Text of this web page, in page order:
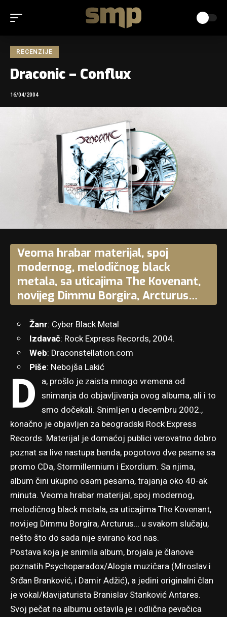
RECENZIJE
Draconic – Conflux
16/04/2004
Veoma hrabar materijal, spoj
modernog, melodičnog black
metala, sa uticajima The Kovenant,
novijeg Dimmu Borgira, Arcturus…
Žanr: Cyber Black Metal
Izdavač: Rock Express Records, 2004.
Web: Draconstellation.com
Piše: Nebojša Lakić
D a, prošlo je zaista mnogo vremena od
snimanja do objavljivanja ovog albuma, ali i to
smo dočekali. Snimljen u decembru 2002.,
konačno je objavljen za beogradski Rock Express
Records. Materijal je domaćoj publici verovatno dobro
poznat sa live nastupa benda, pogotovo dve pesme sa
promo CDa, Stormillennium i Exordium. Sa njima,
album čini ukupno osam pesama, trajanja oko 40-ak
minuta. Veoma hrabar materijal, spoj modernog,
melodičnog black metala, sa uticajima The Kovenant,
novijeg Dimmu Borgira, Arcturus… u svakom slučaju,
nešto što do sada nije svirano kod nas.
Postava koja je snimila album, brojala je članove
poznatih Psychoparadox/Alogia muzičara (Miroslav i
Srđan Branković, i Damir Adžić), a jedini originalni član
je vokal/klavijaturista Branislav Stanković Antares.
Svoj pečat na albumu ostavila je i odlična pevačica